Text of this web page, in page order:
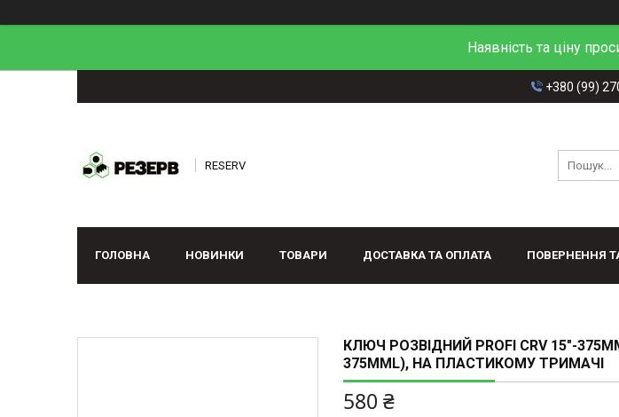
Наявність та ціну
+380 (99)
RESERV
ГОЛОВНА НОВИНКИ ТОВАРИ ДОСТАВКА ТА ОПЛАТА ПОВЕРНЕННЯ
КЛЮЧ РОЗВІДНИЙ PROFI CRV 15"-
375ММL), НА ПЛАСТИКОМУ ТРИМАЧІ
580 ₴